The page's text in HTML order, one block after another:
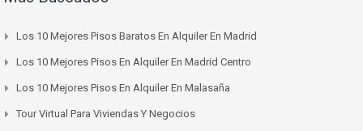
Los 10 Mejores Pisos Baratos En Alquiler En Madrid
Los 10 Mejores Pisos En Alquiler En Madrid Centro
Los 10 Mejores Pisos En Alquiler En Malasaña
Tour Virtual Para Viviendas Y Negocios